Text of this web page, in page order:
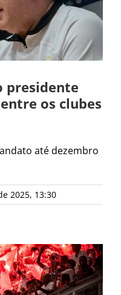
presidente
os clubes
até dezembro
2025, 13:30